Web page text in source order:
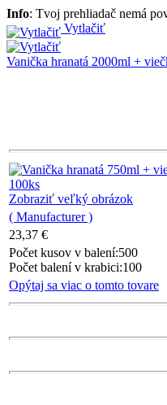
Info: Tvoj prehliadač nemá
Vytlačiť
Vanička hranatá 2000ml +
Zobraziť veľký obrázok
( Manufacturer )
23,37 €
Počet kusov v balení:500
Počet balení v krabici:100
Opýtaj sa viac o tomto tovare